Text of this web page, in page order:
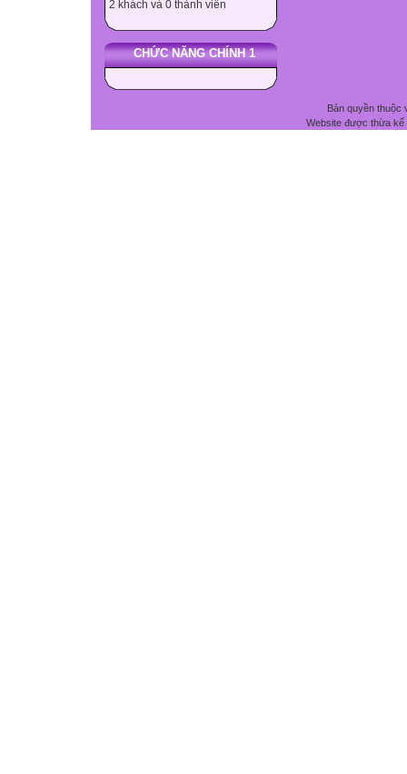
2 khách và 0 thành viên
CHỨC NĂNG CHÍNH 1
Bản quyền thuộc
Website được thừa